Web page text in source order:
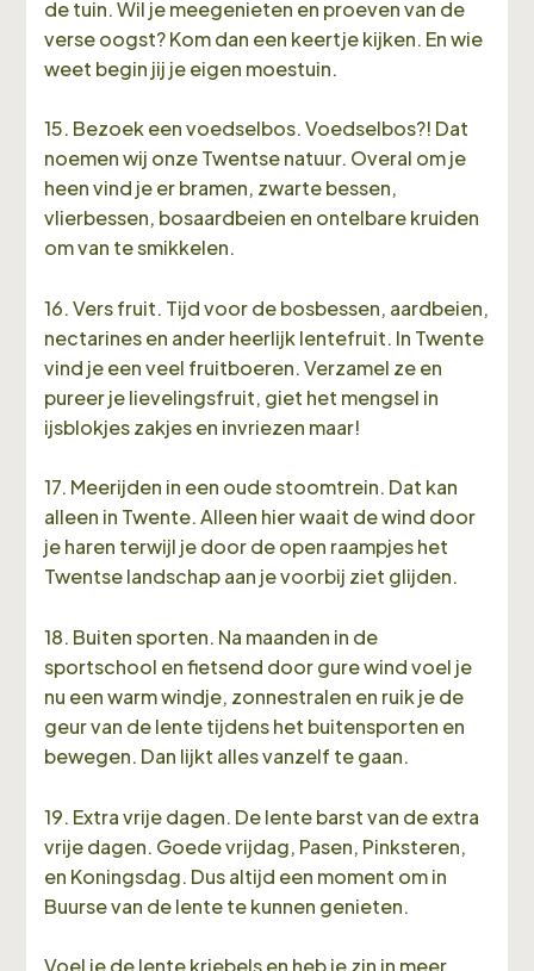
de tuin. Wil je meegenieten en proeven van de
verse oogst? Kom dan een keertje kijken. En wie
weet begin jij je eigen moestuin.
15. Bezoek een voedselbos. Voedselbos?! Dat
noemen wij onze Twentse natuur. Overal om je
heen vind je er bramen, zwarte bessen,
vlierbessen, bosaardbeien en ontelbare kruiden
om van te smikkelen.
16. Vers fruit. Tijd voor de bosbessen, aardbeien,
nectarines en ander heerlijk lentefruit. In Twente
vind je een veel fruitboeren. Verzamel ze en
pureer je lievelingsfruit, giet het mengsel in
ijsblokjes zakjes en invriezen maar!
17. Meerijden in een oude stoomtrein. Dat kan
alleen in Twente. Alleen hier waait de wind door
je haren terwijl je door de open raampjes het
Twentse landschap aan je voorbij ziet glijden.
18. Buiten sporten. Na maanden in de
sportschool en fietsend door gure wind voel je
nu een warm windje, zonnestralen en ruik je de
geur van de lente tijdens het buitensporten en
bewegen. Dan lijkt alles vanzelf te gaan.
19. Extra vrije dagen. De lente barst van de extra
vrije dagen. Goede vrijdag, Pasen, Pinksteren,
en Koningsdag. Dus altijd een moment om in
Buurse van de lente te kunnen genieten.
Voel je de lente kriebels en heb je zin in meer